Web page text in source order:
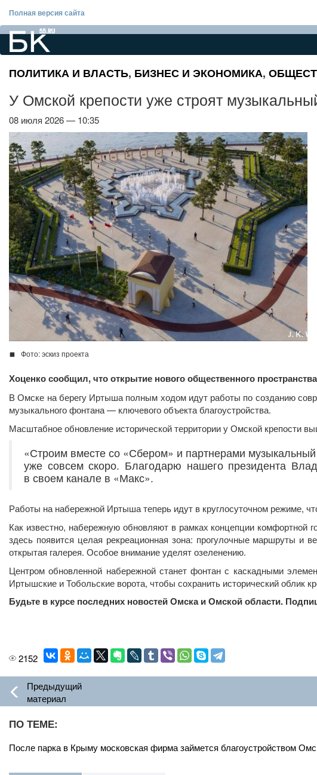
Полная версия сайта
ПОЛИТИКА И ВЛАСТЬ, БИЗНЕС И ЭКОНОМИКА,
У Омской крепости уже строят
08 июля 2026 — 10:35
Фото: эскиз проекта
Хоценко сообщил, что открытие нового общественного
В Омске на берегу Иртыша полным ходом идут работы по созданию
музыкального фонтана — ключевого объекта благоустройства.
Масштабное обновление исторической территории у Омской крепости
«Строим вместе со «Сбером» и партнерами
уже совсем скоро. Благодарю нашего президента
в своем канале в «Макс».
Работы на набережной Иртыша теперь идут в круглосуточном режиме,
Как известно, набережную обновляют в рамках концепции
здесь появится целая рекреационная зона: прогулочные маршруты и
открытая галерея. Особое внимание уделят озеленению.
Центром обновленной набережной станет фонтан с каскадными
Иртышские и Тобольские ворота, чтобы сохранить исторический облик
Будьте в курсе последних новостей Омска и Омской области.
2152
Предыдущий
материал
ПО ТЕМЕ:
После парка в Крыму московская фирма займется благоустройством